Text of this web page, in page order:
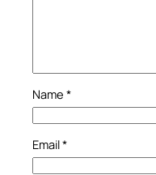
Name *
Email*